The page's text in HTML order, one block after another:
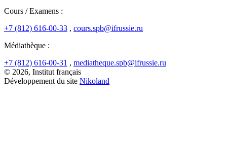
Cours / Examens :
+7 (812) 616-00-33 , cours.spb@ifrussie.ru
Médiathèque :
+7 (812) 616-00-31 , mediatheque.spb@ifrussie.ru
© 2026, Institut français
Développement du site Nikoland